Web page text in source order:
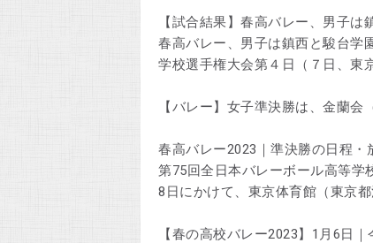
【試合結果】春高バレー、男子
春高バレー、男子は鎮西と駿台学
学校選手権大会第４日（７日、東
【バレー】女子準決勝は、金蘭
春高バレー2023｜準決勝の日程・
第75回全日本バレーボール高等学
8日にかけて、東京体育館（東京都
【春の高校バレー2023】1月6日